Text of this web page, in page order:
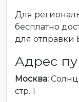
Для
бесплатно
для отправки
Адрес
Москва:
стр. 1